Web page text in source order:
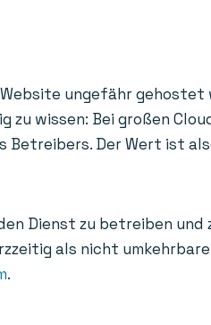
ungefähr
wissen: Bei großen
Der Wert ist
Dienst zu betreiben und
als nicht
.